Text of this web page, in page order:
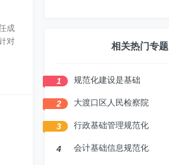
成
对
相关热门专题
1 规范化建设是基础
2 大渡口区人民检察院
3 行政基础管理规范化
4 会计基础信息规范化